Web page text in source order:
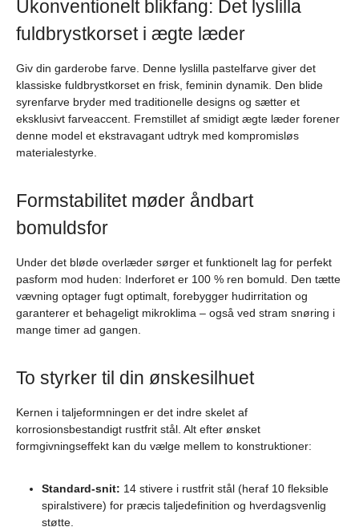
Ukonventionelt blikfang: Det lyslilla
fuldbrystkorset i ægte læder
Giv din garderobe farve. Denne lyslilla pastelfarve giver det
klassiske fuldbrystkorset en frisk, feminin dynamik. Den blide
syrenfarve bryder med traditionelle designs og sætter et
eksklusivt farveaccent. Fremstillet af smidigt ægte læder forener
denne model et ekstravagant udtryk med kompromisløs
materialestyrke.
Formstabilitet møder åndbart
bomuldsfor
Under det bløde overlæder sørger et funktionelt lag for perfekt
pasform mod huden: Inderforet er 100 % ren bomuld. Den tætte
vævning optager fugt optimalt, forebygger hudirritation og
garanterer et behageligt mikroklima – også ved stram snøring i
mange timer ad gangen.
To styrker til din ønskesilhuet
Kernen i taljeformningen er det indre skelet af
korrosionsbestandigt rustfrit stål. Alt efter ønsket
formgivningseffekt kan du vælge mellem to konstruktioner:
Standard-snit: 14 stivere i rustfrit stål (heraf 10 fleksible
spiralstivere) for præcis taljedefinition og hverdagsvenlig
støtte.